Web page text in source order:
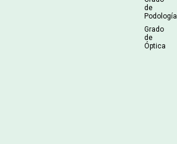
de
Podología
Grado
de
Óptica